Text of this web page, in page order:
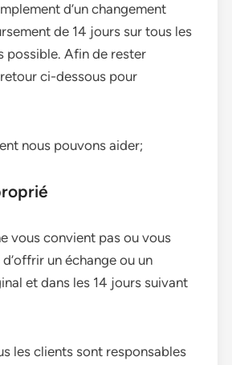
d’un changement
de 14 jours sur tous les
possible. Afin de rester
ci-dessous pour
nous pouvons aider;
vous convient pas ou vous
un échange ou un
et dans les 14 jours suivant
les clients sont responsables